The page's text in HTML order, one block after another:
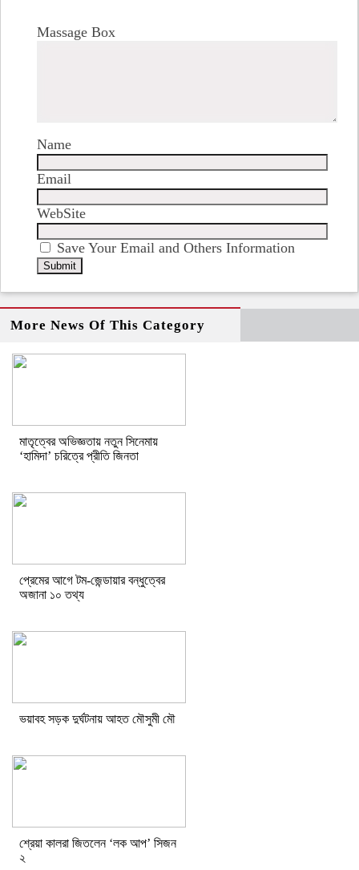
Massage Box
Name
Email
WebSite
Save Your Email and Others Information
More News Of This Category
মাতৃত্বের অভিজ্ঞতায় নতুন সিনেমায়
‘হামিদা’ চরিত্রে প্রীতি জিনতা
প্রেমের আগে টম-জেন্ডায়ার বন্ধুত্বের
অজানা ১০ তথ্য
ভয়াবহ সড়ক দুর্ঘটনায় আহত মৌসুমী মৌ
শ্রেয়া কালরা জিতলেন ‘লক আপ’ সিজন
২